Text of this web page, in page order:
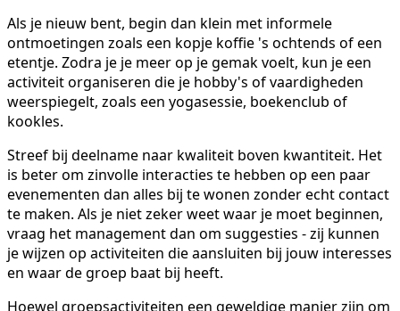
Als je nieuw bent, begin dan klein met informele
ontmoetingen zoals een kopje koffie 's ochtends of een
etentje. Zodra je je meer op je gemak voelt, kun je een
activiteit organiseren die je hobby's of vaardigheden
weerspiegelt, zoals een yogasessie, boekenclub of
kookles.
Streef bij deelname naar kwaliteit boven kwantiteit. Het
is beter om zinvolle interacties te hebben op een paar
evenementen dan alles bij te wonen zonder echt contact
te maken. Als je niet zeker weet waar je moet beginnen,
vraag het management dan om suggesties - zij kunnen
je wijzen op activiteiten die aansluiten bij jouw interesses
en waar de groep baat bij heeft.
Hoewel groepsactiviteiten een geweldige manier zijn om